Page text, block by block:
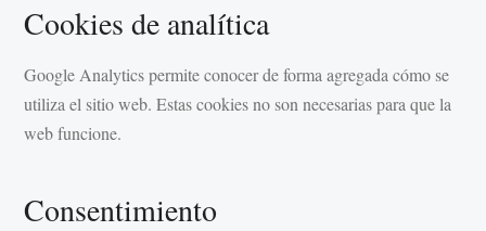
Cookies de analítica
Google Analytics permite conocer de forma agregada cómo se
utiliza el sitio web. Estas cookies no son necesarias para que la
web funcione.
Consentimiento